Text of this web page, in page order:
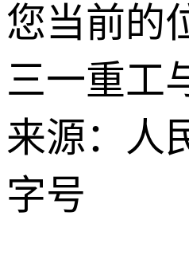
您当前的
三一重工
来源：人
字号